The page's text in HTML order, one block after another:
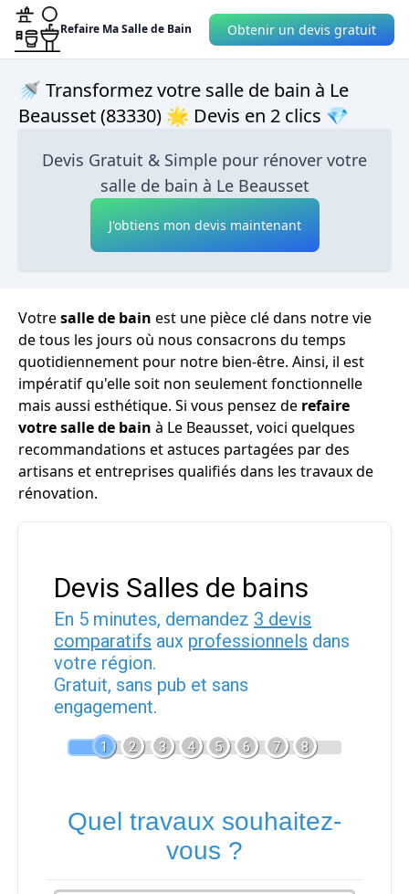
Refaire Ma Salle de Bain Obtenir un devis gratuit
🚿 Transformez votre salle de bain à Le
Beausset (83330) 🌟 Devis en 2 clics 💎
Devis Gratuit & Simple pour rénover votre
salle de bain à Le Beausset
J'obtiens mon devis maintenant
Votresalle de bain est une pièce clé dans notre vie
de tous les jours où nous consacrons du temps
quotidiennement pour notre bien-être. Ainsi, il est
impératif qu'elle soit non seulement fonctionnelle
mais aussi esthétique. Si vous pensez de refaire
votre salle de bain à Le Beausset, voici quelques
recommandations et astuces partagées par des
artisans et entreprises qualifiés dans les travaux de
rénovation.
Devis Salles de bains
En 5 minutes, demandez 3 devis
comparatifs aux professionnels dans
votre région.
Gratuit, sans pub et sans
engagement.
1 2 3 4 5 6 7 8
Quel travaux souhaitez-
vous ?